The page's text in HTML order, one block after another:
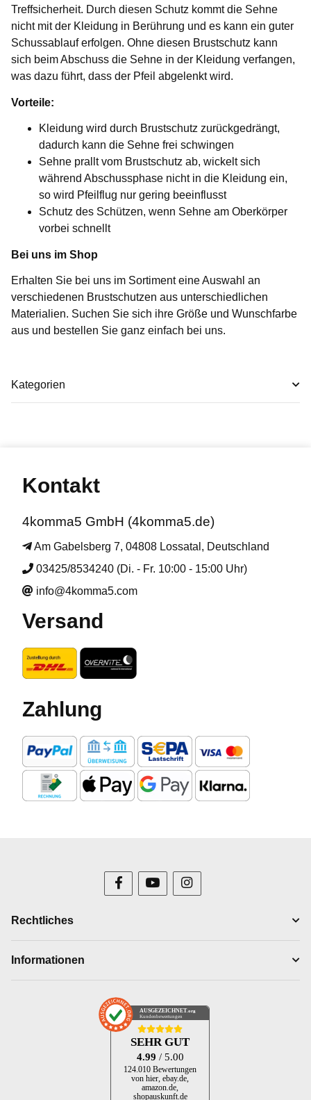
Treffsicherheit. Durch diesen Schutz kommt die Sehne
nicht mit der Kleidung in Berührung und es kann ein guter
Schussablauf erfolgen. Ohne diesen Brustschutz kann
sich beim Abschuss die Sehne in der Kleidung verfangen,
was dazu führt, dass der Pfeil abgelenkt wird.
Vorteile:
Kleidung wird durch Brustschutz zurückgedrängt,
dadurch kann die Sehne frei schwingen
Sehne prallt vom Brustschutz ab, wickelt sich
während Abschussphase nicht in die Kleidung ein,
so wird Pfeilflug nur gering beeinflusst
Schutz des Schützen, wenn Sehne am Oberkörper
vorbei schnellt
Bei uns im Shop
Erhalten Sie bei uns im Sortiment eine Auswahl an
verschiedenen Brustschutzen aus unterschiedlichen
Materialien. Suchen Sie sich ihre Größe und Wunschfarbe
aus und bestellen Sie ganz einfach bei uns.
Kategorien
Kontakt
4komma5 GmbH (4komma5.de)
Am Gabelsberg 7, 04808 Lossatal, Deutschland
03425/8534240 (Di. - Fr. 10:00 - 15:00 Uhr)
info@4komma5.com
Versand
Zahlung
Rechtliches
Informationen
AUSGEZEICHNET .org
Kundenbewertungen
SEHR GUT
4.99 / 5.00
124.010 Bewertungen
von hier, ebay.de,
amazon.de,
shopauskunft.de